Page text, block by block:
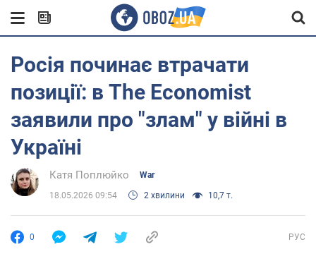
Росія починає втрачати
позиції: в The Economist
заявили про "злам" у війні в
Україні
Катя Поплюйко War
18.05.2026 09:54 2 хвилини 10,7 т.
0 РУС